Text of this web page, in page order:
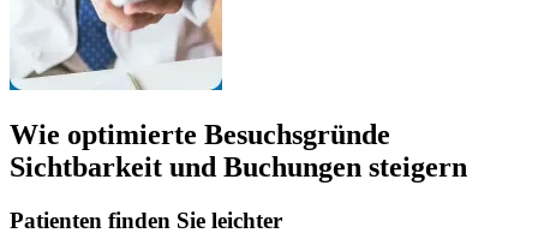
Wie optimierte Besuchsgründe
Sichtbarkeit und Buchungen steigern
Patienten finden Sie leichter